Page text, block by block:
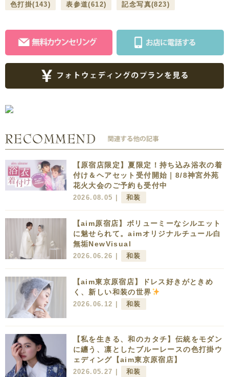
色打掛(143) 表参道(612) 記念写真(823)
【原宿店限定】夏限定！持ち込み浴衣の着
付け＆ヘアセット受付開始｜8/8神宮外苑
花火大会のご予約も受付中
2026.08.05 | 和装
【aim原宿店】ボリューミーなシルエット
に魅せられて。aimオリジナルチュール白
無垢NewVisual
2026.06.26 | 和装
【aim東京原宿店】ドレス好きがときめ
く、新しい和装の世界
2026.06.12 | 和装
【私を生きる、和のカタチ】伝統をモダン
に纏う、凛としたブルーレースの色打掛ウ
ェディング【aim東京原宿店】
2026.05.27 | 和装